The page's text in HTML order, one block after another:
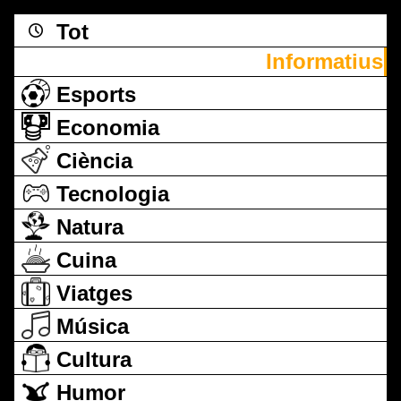
Tot
Informatius
Esports
Economia
Ciència
Tecnologia
Natura
Cuina
Viatges
Música
Cultura
Humor